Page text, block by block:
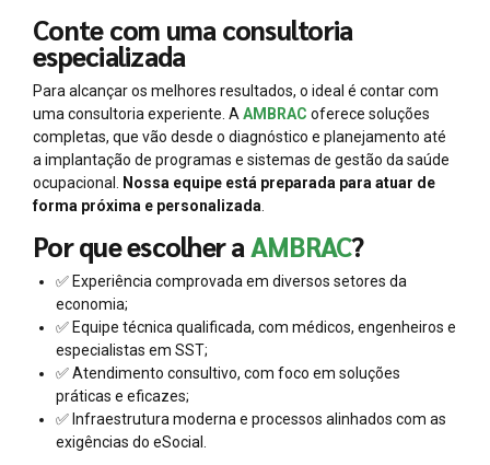
Conte com uma consultoria
especializada
Para alcançar os melhores resultados, o ideal é contar com
uma consultoria experiente. AAMBRAC oferece soluções
completas, que vão desde o diagnóstico e planejamento até
a implantação de programas e sistemas de gestão da saúde
ocupacional. Nossa equipe está preparada para atuar de
forma próxima e personalizada.
Por que escolher aAMBRAC?
✅ Experiência comprovada em diversos setores da
economia;
✅ Equipe técnica qualificada, com médicos, engenheiros e
especialistas em SST;
✅ Atendimento consultivo, com foco em soluções
práticas e eficazes;
✅ Infraestrutura moderna e processos alinhados com as
exigências do eSocial.